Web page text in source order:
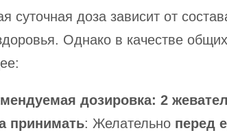
суточная доза зависит от
Однако в качестве
дозировка: 2
принимать: Желательно перед